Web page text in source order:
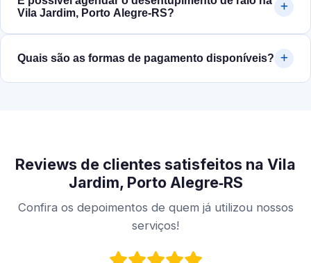
Vila Jardim, Porto Alegre‑RS?
Quais são as formas de pagamento disponíveis?
Reviews de clientes satisfeitos na Vila
Jardim, Porto Alegre‑RS
Confira os depoimentos de quem já utilizou nossos
serviços!